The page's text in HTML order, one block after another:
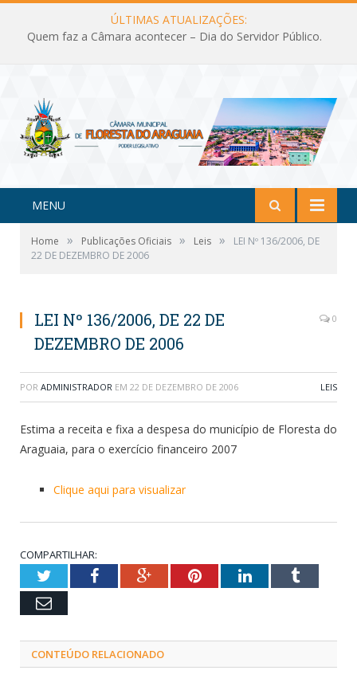
ÚLTIMAS ATUALIZAÇÕES:
Quem faz a Câmara acontecer – Dia do Servidor Público.
MENU
Home » Publicações Oficiais » Leis »
LEI Nº 136/2006, DE
22 DE DEZEMBRO DE 2006
LEI Nº 136/2006, DE 22 DE
DEZEMBRO DE 2006
0
POR ADMINISTRADOR EM 22 DE DEZEMBRO DE 2006 LEIS
Estima a receita e fixa a despesa do município de Floresta do
Araguaia, para o exercício financeiro 2007
Clique aqui para visualizar
COMPARTILHAR:
TwitterFacebookGoogle+PinterestLinkedInTumblr
Email
CONTEÚDO RELACIONADO